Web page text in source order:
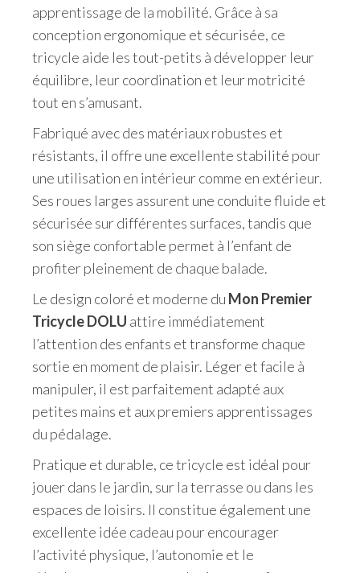
apprentissage de la mobilité. Grâce à sa
conception ergonomique et sécurisée, ce
tricycle aide les tout-petits à développer leur
équilibre, leur coordination et leur motricité
tout en s’amusant.
Fabriqué avec des matériaux robustes et
résistants, il offre une excellente stabilité pour
une utilisation en intérieur comme en extérieur.
Ses roues larges assurent une conduite fluide et
sécurisée sur différentes surfaces, tandis que
son siège confortable permet à l’enfant de
profiter pleinement de chaque balade.
Le design coloré et moderne du Mon Premier
Tricycle DOLU attire immédiatement
l’attention des enfants et transforme chaque
sortie en moment de plaisir. Léger et facile à
manipuler, il est parfaitement adapté aux
petites mains et aux premiers apprentissages
du pédalage.
Pratique et durable, ce tricycle est idéal pour
jouer dans le jardin, sur la terrasse ou dans les
espaces de loisirs. Il constitue également une
excellente idée cadeau pour encourager
l’activité physique, l’autonomie et le